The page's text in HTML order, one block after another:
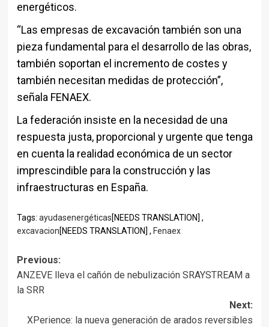
energéticos.
“Las empresas de excavación también son una
pieza fundamental para el desarrollo de las obras,
también soportan el incremento de costes y
también necesitan medidas de protección”,
señala FENAEX.
La federación insiste en la necesidad de una
respuesta justa, proporcional y urgente que tenga
en cuenta la realidad económica de un sector
imprescindible para la construcción y las
infraestructuras en España.
Tags: ayudasenergéticas[NEEDS TRANSLATION] ,
excavacion[NEEDS TRANSLATION] , Fenaex
Post
navigation
Previous:
ANZEVE lleva el cañón de nebulización SRAYSTREAM a
la SRR
Next:
XPerience: la nueva generación de arados reversibles